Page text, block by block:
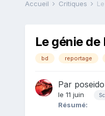
Accueil Critiques
Le génie
bd reportage
Par
le 11 juin
Résumé: